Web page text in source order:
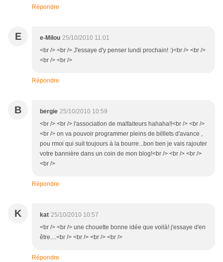
Répondre
E e-Milou 25/10/2010 11:01
<br /> <br /> J'essaye d'y penser lundi prochain! :)<br /> <br />
<br /> <br />
Répondre
B bergie 25/10/2010 10:59
<br /> <br /> l'association de malfaiteurs hahaha!!<br /> <br />
<br /> on va pouvoir programmer pleins de billlets d'avance ,
pou rmoi qui suit toujours à la bourre...bon ben je vais rajouter
votre bannière dans un coin de mon blog!<br /> <br /> <br />
<br />
Répondre
K kat 25/10/2010 10:57
<br /> <br /> une chouette bonne idée que voilà! j'essaye d'en
être....<br /> <br /> <br /> <br />
Répondre